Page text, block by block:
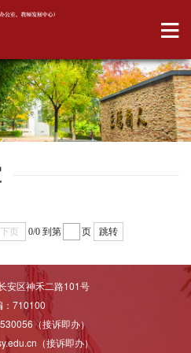
下页 0/0 到第 页 跳转
安区神禾二路101号
：710100
（接诉即办）
（接诉即办）